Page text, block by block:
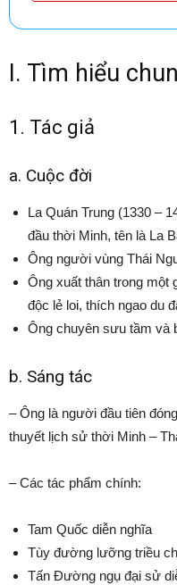
I. Tìm hiểu
1. Tác giả
a. Cuộc đời
La Quán Trung (1330 –
đầu thời Minh, tên là La
Ông người vùng Thái
Ông xuất thân trong một
độc lẻ loi, thích ngao du
Ông chuyên sưu tầm và
b. Sáng tác
– Ông là người đầu tiên
thuyết lịch sử thời Minh –
– Các tác phẩm chính:
Tam Quốc diễn nghĩa
Tùy đường lưỡng triều
Tấn Đường ngụ đại sử